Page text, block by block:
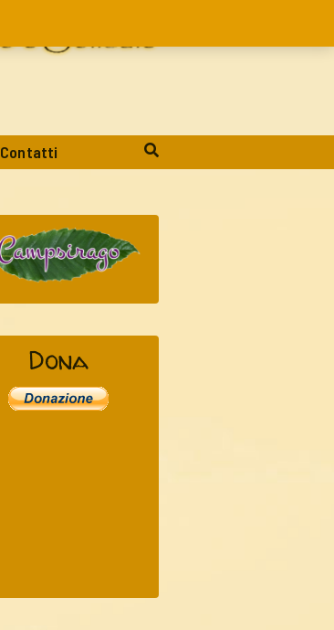
Contatti
Dona